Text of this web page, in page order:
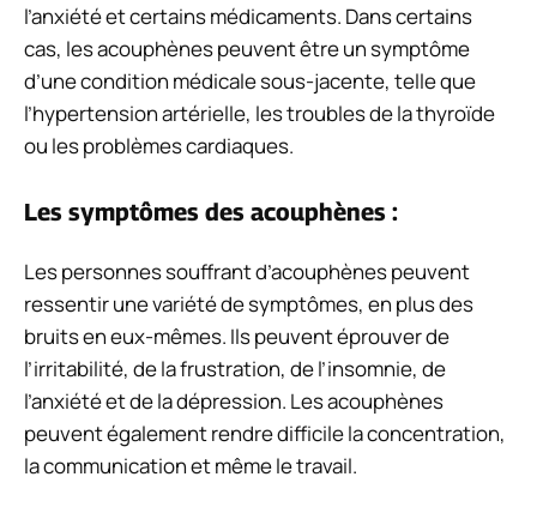
l’anxiété et certains médicaments. Dans certains
cas, les acouphènes peuvent être un symptôme
d’une condition médicale sous-jacente, telle que
l’hypertension artérielle, les troubles de la thyroïde
ou les problèmes cardiaques.
Les symptômes des acouphènes :
Les personnes souffrant d’acouphènes peuvent
ressentir une variété de symptômes, en plus des
bruits en eux-mêmes. Ils peuvent éprouver de
l’irritabilité, de la frustration, de l’insomnie, de
l’anxiété et de la dépression. Les acouphènes
peuvent également rendre difficile la concentration,
la communication et même le travail.